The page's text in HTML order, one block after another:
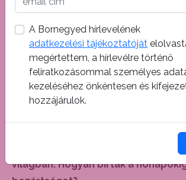
Természetesen semmi keménységre
számítani, de igyekszünk sokszínűek
estén, miután csak hárman fogunk a
hangszerelés lesz egyedi. Nem lesz
megszólalásunk, mivel mindannyian
játszunk. Műsorunkban népzene,
– Végre fellépés ebben a furcsa
világban. Hogyan bírták a
A Bornegyed hírlevelének
adatkezelési tájékoztatóját
megértettem, a hírlevélre történő
feliratkozásommal személyes
kezeléséhez önkéntesen és
hozzájárulok.